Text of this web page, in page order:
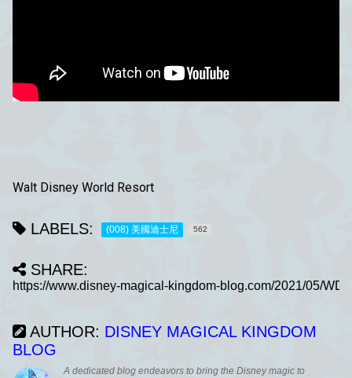
Walt Disney World Resort
LABELS: (008) 美國迪士尼 562
SHARE:
AUTHOR: DISNEY MAGICAL KINGDOM
BLOG
A dedicated blog endeavors to bring the Disney magic to